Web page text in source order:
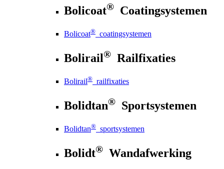
Bolicoat® Coatingsystemen
Bolicoat® coatingsystemen
Bolirail® Railfixaties
Bolirail® railfixaties
Bolidtan® Sportsystemen
Bolidtan® sportsystemen
Bolidt® Wandafwerking